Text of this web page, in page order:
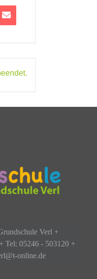
Verl +
Tel: 05246 - 503120 +
online.de